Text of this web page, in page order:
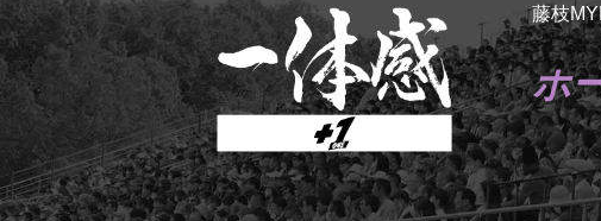
藤枝
ホ